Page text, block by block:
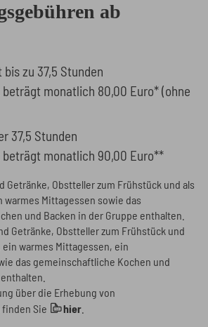
ab
zu 37,5 Stunden
monatlich 80,00 Euro* (ohne
37,5 Stunden
monatlich 90,00 Euro**
Getränke, Obstteller zum Frühstück und als
Mittagessen sowie das
und Backen in der Gruppe enthalten.
Getränke, Obstteller zum Frühstück und
warmes Mittagessen, ein
das gemeinschaftliche Kochen und
über die Erhebung von
Sie
hier